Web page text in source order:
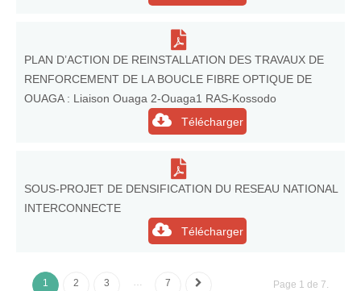
PLAN D’ACTION DE REINSTALLATION DES TRAVAUX DE
RENFORCEMENT DE LA BOUCLE FIBRE OPTIQUE DE
OUAGA : Liaison Ouaga 2-Ouaga1 RAS-Kossodo
Télécharger
SOUS-PROJET DE DENSIFICATION DU RESEAU NATIONAL
INTERCONNECTE
Télécharger
Page 1 de 7.
1 2 3 7